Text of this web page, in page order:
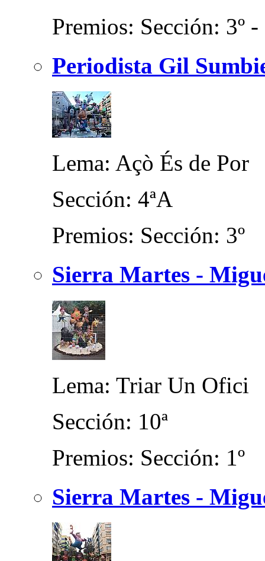
Premios: Sección: 3º
Periodista Gil
Lema: Açò És de Por
Sección: 4ªA
Premios: Sección: 3º
Sierra Martes -
Lema: Triar Un Ofici
Sección: 10ª
Premios: Sección: 1º
Sierra Martes -